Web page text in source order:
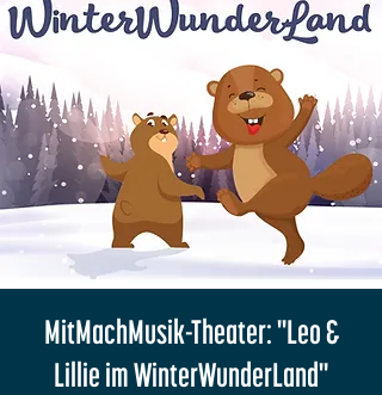
MitMachMusik-Theater: "Leo &
Lillie im WinterWunderLand"